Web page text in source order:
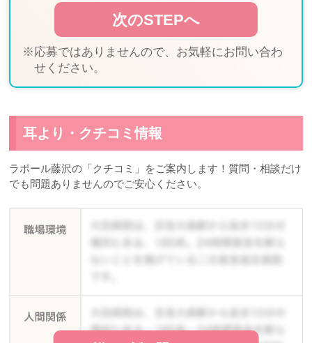
※応募ではありませんので、お気軽にお問い合わ
せください。
耳より・クチコミ情報
ラポール藤沢の「クチコミ」をご案内します！質問・相談だけ
でも問題ありませんのでご安心ください。